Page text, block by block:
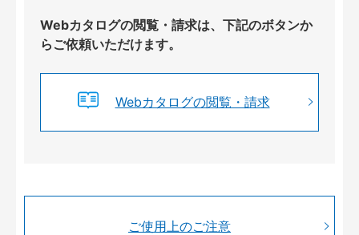
Webカタログの閲覧・請求は、下記のボタンか
らご依頼いただけます。
Webカタログの閲覧・請求
ご使用上のご注意